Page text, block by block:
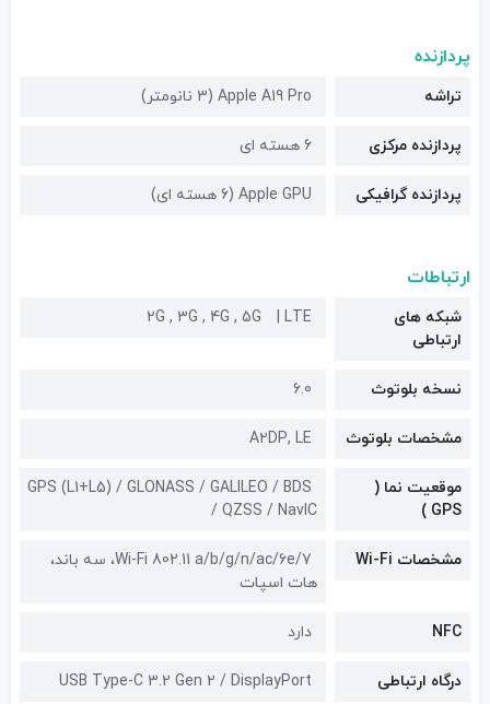
پردازنده
تراشه Apple A19 Pro (3 نانومتر)
پردازنده مرکزی 6 هسته ای
پردازنده گرافیکی Apple GPU (6 هسته ای)
ارتباطات
شبکه های
ارتباطی
2G , 3G , 4G , 5G LTE
نسخه بلوتوث 6.0
مشخصات بلوتوث A۲DP, LE
موقعیت نما (
GPS )
GPS (L1+L5) / GLONASS / GALILEO / BDS
/ QZSS / NavIC
مشخصات Wi-Fi
Wi-Fi 802.11 a/b/g/n/ac/6e/7، سه باند،
هات اسپات
NFC دارد
درگاه ارتباطی USB Type-C 3.2 Gen 2 / DisplayPort